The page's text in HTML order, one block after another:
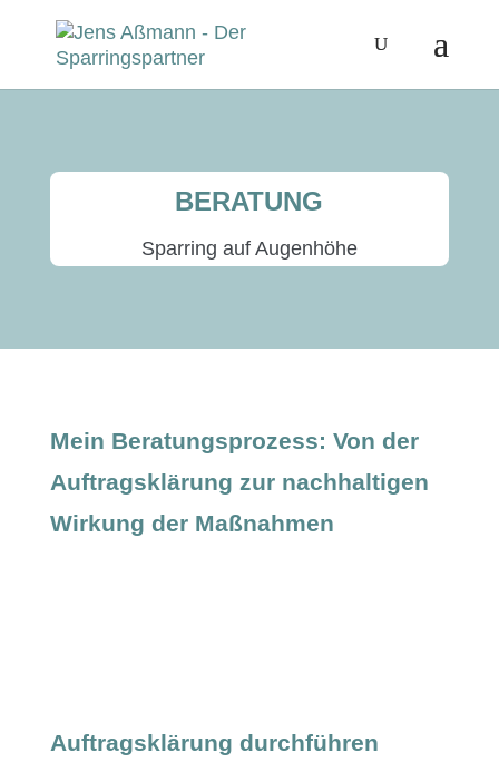
BERATUNG
Spar­ring auf Augenhöhe
Mein Beratungsprozess: Von der
Auftragsklärung zur nachhaltigen
Wirkung der Maßnahmen
Auftragsklärung durchführen